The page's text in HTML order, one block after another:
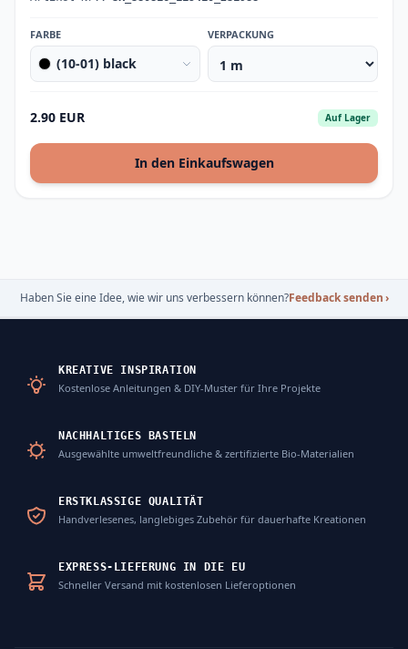
FARBE
(10-01) black
VERPACKUNG
2.90 EUR Auf Lager
In den Einkaufswagen
Haben Sie eine Idee, wie wir uns verbessern können?Feedback senden›
KREATIVE INSPIRATION
Kostenlose Anleitungen & DIY-Muster für Ihre Projekte
NACHHALTIGES BASTELN
Ausgewählte umweltfreundliche & zertifizierte Bio-Materialien
ERSTKLASSIGE QUALITÄT
Handverlesenes, langlebiges Zubehör für dauerhafte Kreationen
EXPRESS-LIEFERUNG IN DIE EU
Schneller Versand mit kostenlosen Lieferoptionen